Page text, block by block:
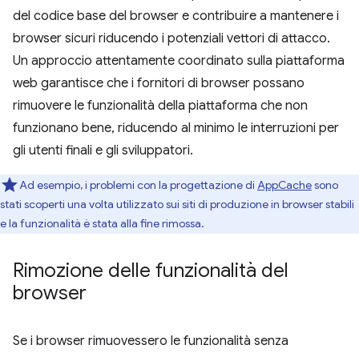
del codice base del browser e contribuire a mantenere i
browser sicuri riducendo i potenziali vettori di attacco.
Un approccio attentamente coordinato sulla piattaforma
web garantisce che i fornitori di browser possano
rimuovere le funzionalità della piattaforma che non
funzionano bene, riducendo al minimo le interruzioni per
gli utenti finali e gli sviluppatori.
Ad esempio, i problemi con la progettazione di AppCachesono
stati scoperti una volta utilizzato sui siti di produzione in browser stabili
e la funzionalità è stata alla fine rimossa.
Rimozione delle funzionalità del
browser
Se i browser rimuovessero le funzionalità senza